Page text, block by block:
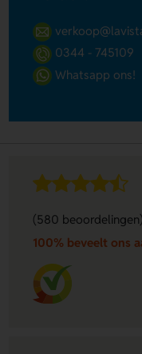
0344 - 745109
Whatsapp ons!
(580 beoordelingen)
100% beveelt ons